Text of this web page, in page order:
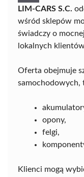
LIM-CARS S.C.
wśród sklepów
świadczy o
lokalnych
Oferta obejmuje
samochodowych,
opony,
felgi,
Klienci mogą